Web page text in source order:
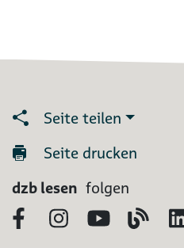
Seite teilen
Seite drucken
dzb lesen folgen
FacebookInstagram
YouTubeBlog